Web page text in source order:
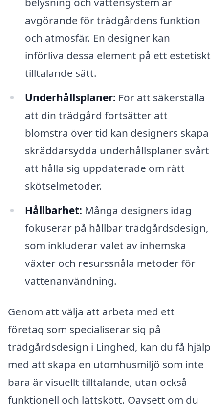
avgörande för trädgårdens funktion
och atmosfär. En designer kan
införliva dessa element på ett estetiskt
tilltalande sätt.
Underhållsplaner: För att säkerställa
att din trädgård fortsätter att
blomstra över tid kan designers skapa
skräddarsydda underhållsplaner svårt
att hålla sig uppdaterade om rätt
skötselmetoder.
Hållbarhet: Många designers idag
fokuserar på hållbar trädgårdsdesign,
som inkluderar valet av inhemska
växter och resurssnåla metoder för
vattenanvändning.
Genom att välja att arbeta med ett
företag som specialiserar sig på
trädgårdsdesign i Linghed, kan du få hjälp
med att skapa en utomhusmiljö som inte
bara är visuellt tilltalande, utan också
funktionell och lättskött. Oavsett om du